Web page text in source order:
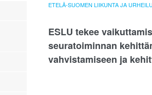
ETELÄ-SUOMEN LIIKUNTA JA
ESLU tekee
seuratoiminnan
vahvistamiseen ja